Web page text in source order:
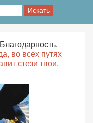
Благодарность,
во всех путях
стези твои.